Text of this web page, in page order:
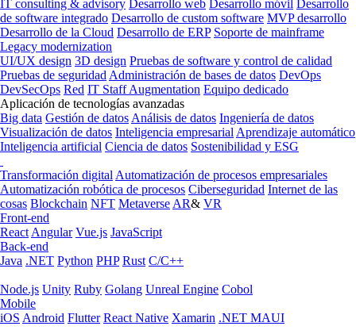
IT consulting & advisory Desarrollo web Desarrollo móvil Desarrollo
de software integrado Desarrollo de custom software MVP desarrollo
Desarrollo de la Cloud Desarrollo de ERP Soporte de mainframe
Legacy modernization
UI/UX design 3D design Pruebas de software y control de calidad
Pruebas de seguridad Administración de bases de datos DevOps
DevSecOps Red IT Staff Augmentation Equipo dedicado
Aplicación de tecnologías avanzadas
Big data Gestión de datos Análisis de datos Ingeniería de datos
Visualización de datos Inteligencia empresarial Aprendizaje automático
Inteligencia artificial Ciencia de datos Sostenibilidad y ESG
Transformación digital Automatización de procesos empresariales
Automatización robótica de procesos Ciberseguridad Internet de las
cosas Blockchain NFT Metaverse AR& VR
Front-end
React Angular Vue.js JavaScript
Back-end
Java .NET Python PHP Rust C/C++
Node.js Unity Ruby Golang Unreal Engine Cobol
Mobile
iOS Android Flutter React Native Xamarin .NET MAUI